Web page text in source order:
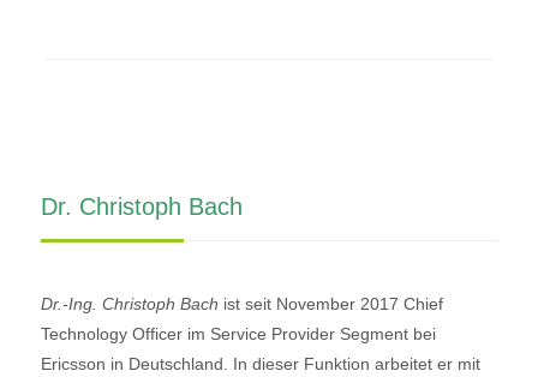
Dr. Christoph Bach
Dr.-Ing. Christoph Bach ist seit November 2017 Chief
Technology Officer im Service Provider Segment bei
Ericsson in Deutschland. In dieser Funktion arbeitet er mit